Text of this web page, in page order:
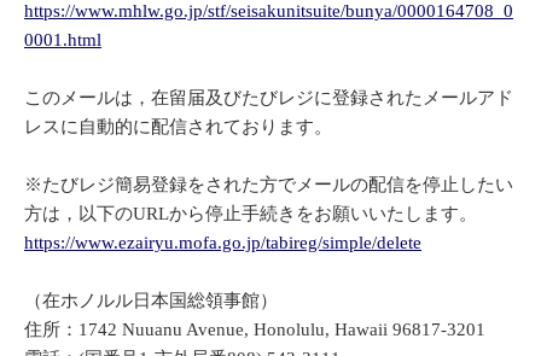
https://www.mhlw.go.jp/stf/seisakunitsuite/bunya/0000164708_0
0001.html
このメールは，在留届及びたびレジに登録されたメールアド
レスに自動的に配信されております。
※たびレジ簡易登録をされた方でメールの配信を停止したい
方は，以下のURLから停止手続きをお願いいたします。
https://www.ezairyu.mofa.go.jp/tabireg/simple/delete
（在ホノルル日本国総領事館）
住所：1742 Nuuanu Avenue, Honolulu, Hawaii 96817-3201